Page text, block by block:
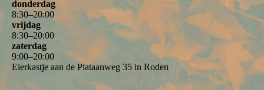
donderdag
8:30–20:00
vrijdag
8:30–20:00
zaterdag
9:00–20:00
Eierkastje aan de Plataanweg 35 in Roden